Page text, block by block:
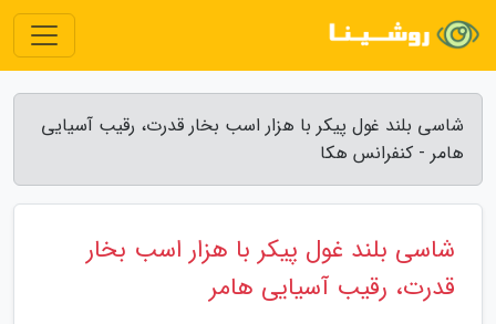
شاسی بلند غول پیکر با هزار اسب بخار قدرت، رقیب آسیایی
هامر - کنفرانس هکا
شاسی بلند غول پیکر با هزار اسب بخار
قدرت، رقیب آسیایی هامر